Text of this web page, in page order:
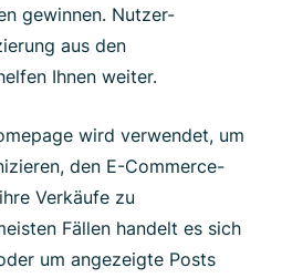
gewinnen. Nutzer-
aus den
Ihnen weiter.
wird verwendet, um
den E-Commerce-
Verkäufe zu
Fällen handelt es sich
um angezeigte Posts